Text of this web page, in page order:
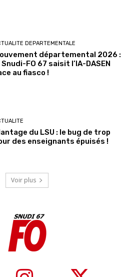
DEPARTEMENTALE
départemental 2026 :
Snudi-FO 67 saisit l’IA-DASEN
au fiasco !
du LSU : le bug de trop
des enseignants épuisés !
Voir plus